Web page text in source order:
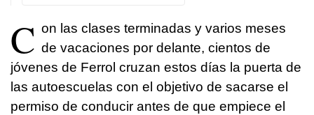
C on las clases terminadas y varios meses
de vacaciones por delante, cientos de
jóvenes de Ferrol cruzan estos días la puerta de
las autoescuelas con el objetivo de sacarse el
permiso de conducir antes de que empiece el